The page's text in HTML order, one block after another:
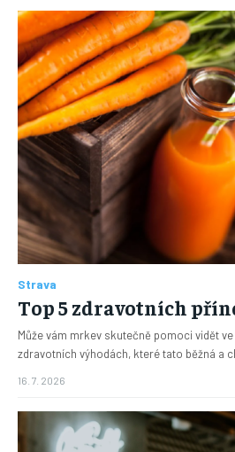
Strava
Top 5 zdravotních
Může vám mrkev skutečně pomoci vidět
zdravotních výhodách, které tato běžná a
16. 7. 2026